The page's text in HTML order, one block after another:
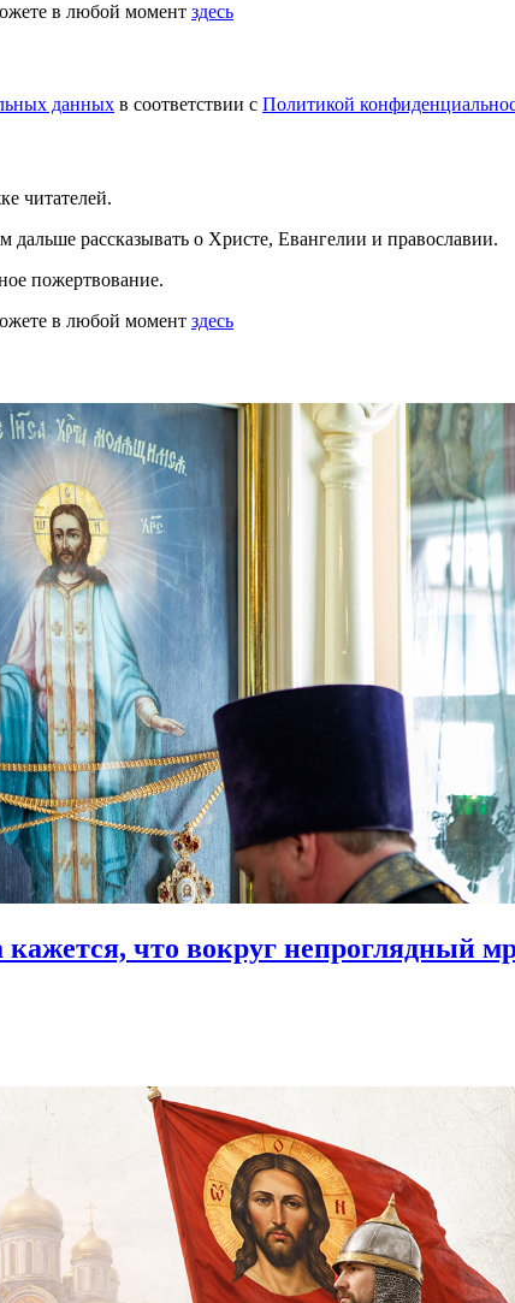
в любой момент здесь
данных в соответствии с Политикой
читателей.
дальше рассказывать о Христе, Евангелии и православии.
пожертвование.
в любой момент здесь
кажется, что вокруг непроглядный